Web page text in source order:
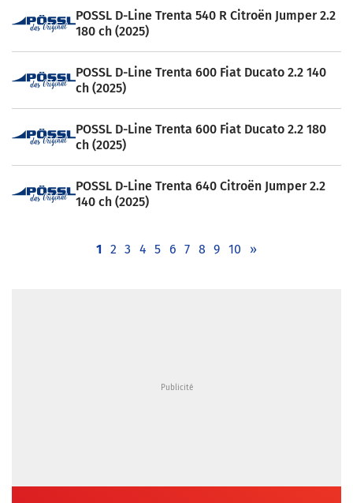
POSSL D-Line Trenta 540 R Citroën Jumper 2.2
180 ch (2025)
POSSL D-Line Trenta 600 Fiat Ducato 2.2 140
ch (2025)
POSSL D-Line Trenta 600 Fiat Ducato 2.2 180
ch (2025)
POSSL D-Line Trenta 640 Citroën Jumper 2.2
140 ch (2025)
1 2 3 4 5 6 7 8 9 10 »